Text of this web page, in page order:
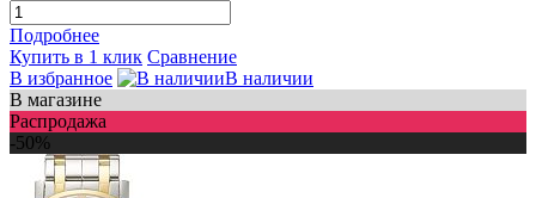
Подробнее
Купить в 1 клик Сравнение
В избранное
В наличии
В магазине
Распродажа
-50%